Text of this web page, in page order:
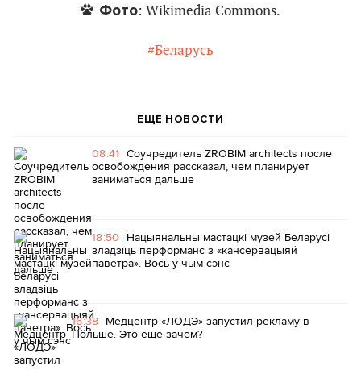
Фото: Wikimedia Commons.
#Беларусь
ЕЩЕ НОВОСТИ
08:41 Соучредитель ZROBIM architects после
освобождения рассказал, чем планирует
заниматься дальше
18:50 Нацыянальны мастацкі музей Беларусі
зладзіць перформанс з «кансервацыяй
паветра». Вось у чым сэнс
16:38 Медцентр «ЛОДЭ» запустил рекламу в
Польше. Это еще зачем?